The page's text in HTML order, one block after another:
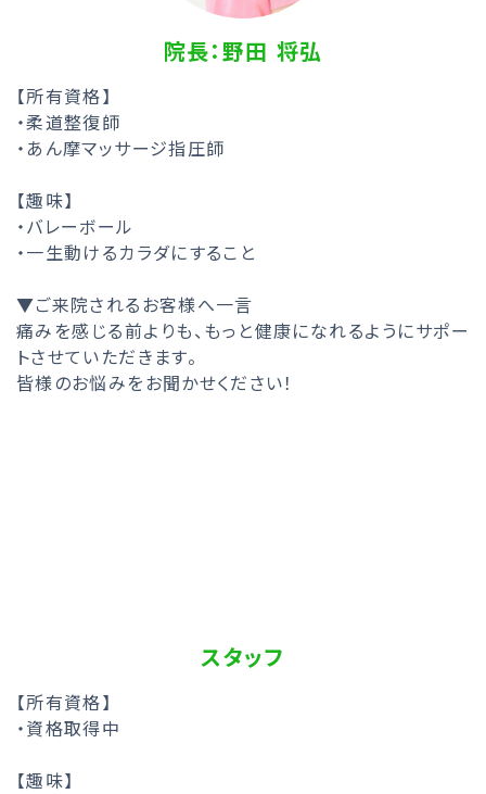
院長：野田 将弘
【所有資格】
・柔道整復師
・あん摩マッサージ指圧師
【趣味】
・バレーボール
・一生動けるカラダにすること
▼ご来院されるお客様へ一言
痛みを感じる前よりも、もっと健康になれるようにサポー
トさせていただきます。
皆様のお悩みをお聞かせください！
スタッフ
【所有資格】
・資格取得中
【趣味】